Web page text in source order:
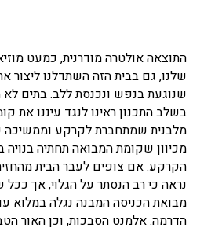
התוצאה אולטרה מודרנית, כמעט
שלנו, גם בבית הזה השתדלנו ליצור
שנוגעת בנפש ונכנסת ללב. בתים לא
בשלב התכנון ראינו לנגד עיננו את
מלבנית שמתחברת לקרקע וממשיכה
מכיוון שקומת המבואה תחתיה בנויה
הקרקע. אם צופים לעבר הבית
נראה כי רב הנסתר על הגלוי, אך
מבואת הכניסה המבנה נגלה במלוא
הדרמה. אלמנט הסבכות, וכן האור